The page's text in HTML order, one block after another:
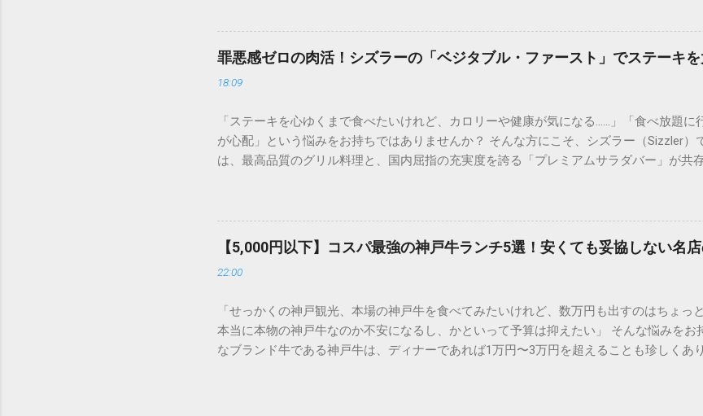
にはダイエット中におすすめの食べ方まで、公式サイトだけでは分からない踏み込んだ
いきなり！ステーキの魅力とは？選ばれる3つの理由 多くのステーキファンを魅了し続
の人気の秘密は、単に「早い」だけではありません。 本格的な「厚切り」へのこだわり
の厚みで決まると言っても過言ではありません。薄いお肉では味わえない、表面はカリ
「レア」の旨みを堪能できるのが最大の魅力です。 オーダーカットで自由自在 自分の体
少量を贅沢に楽しみたい方にも最適です。 圧倒的なコストパフォーマンス 高級店で提
を、立ち食いスタイル（現在は椅子席も豊富です）という回転率の高さでコストを抑え
す。 2. 迷ったらこれ！おすすめメニュー別・徹底比較 いきなり！ステーキのメニュー
道の部位。赤身と脂身のバランスが絶妙で、肉質が非常に柔らかいのが特徴です。肉汁
なら、迷わずリブロースを選びましょう。 ② ヒレステーキ：女性や健康志向の方に絶
れない高級部位。脂身が極めて少なく、非常にさっぱりとしていながらも、驚くほどの
罪悪感ゼロの肉活！シズラーの「ベジタブル・ファースト」でステーキ
18:09
「ステーキを心ゆくまで食べたいけれど、カロリーや健康が気になる……」「食べ放題
が心配」という悩みをお持ちではありませんか？ そんな方にこそ、シズラー（Sizzler）
は、最高品質のグリル料理と、国内屈指の充実度を誇る「プレミアムサラダバー」が共
に、そして罪悪感ゼロで楽しむことができるのです。 今回は、ダイエット中や健康志
喫できる、シズラー流の賢い食べ方を詳しく解説します。 1. なぜシズラーは「太りに
ステーキハウスや焼肉の食べ放題では、野菜の選択肢が少なく、どうしても肉とライス
かし、シズラーには以下の強みがあります。 70種類以上のサラダバー食材： 食物繊維
が圧倒的に充実しています。 良質なタンパク質： 脂身の少ない赤身肉のグリルが選べる
いったシンプルな味付けが選択できます。 2. 血糖値を急上昇させない！「ベジタブル
最大の原因の一つは、空腹時にいきなり炭水化物やお肉を食べることで起こる「血糖値
の、シズラー完璧ルーティンをご紹介します。 ステップ1：まずは「色の濃い生野菜」
が豊富なワカメなどの海藻類をボウル一杯分選びましょう。 これらを最初に食べるこ
【5,000円以下】コスパ最強の神戸牛ランチ5選！安くても妥協しない名
22:00
「せっかくの神戸観光、本場の神戸牛を食べてみたいけれど、数万円も出すのはちょっ
本当に本物の神戸牛なのか不安になるし、かといって予算は抑えたい」 そんな悩みをお
なブランド牛である神戸牛は、ディナーであれば1万円〜3万円を超えることも珍しくあ
す。 この記事では、地元の人も太鼓判を押す「コスパ最強の神戸牛ランチ」の名店を